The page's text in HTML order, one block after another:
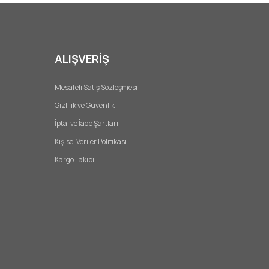
ALIŞVERİŞ
Mesafeli Satış Sözleşmesi
Gizlilik ve Güvenlik
İptal ve İade Şartları
Kişisel Veriler Politikası
Kargo Takibi